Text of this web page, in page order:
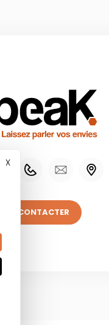
CONTACTER
XMasquer le bandeau